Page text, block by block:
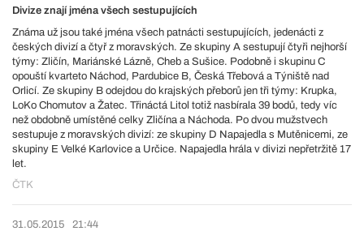
Divize znají jména všech sestupujících
Známa už jsou také jména všech patnácti sestupujících, jedenácti z
českých divizí a čtyř z moravských. Ze skupiny A sestupují čtyři nejhorší
týmy: Zličín, Mariánské Lázně, Cheb a Sušice. Podobně i skupinu C
opouští kvarteto Náchod, Pardubice B, Česká Třebová a Týniště nad
Orlicí. Ze skupiny B odejdou do krajských přeborů jen tři týmy: Krupka,
LoKo Chomutov a Žatec. Třináctá Litol totiž nasbírala 39 bodů, tedy víc
než obdobně umístěné celky Zličína a Náchoda. Po dvou mužstvech
sestupuje z moravských divizí: ze skupiny D Napajedla s Mutěnicemi, ze
skupiny E Velké Karlovice a Určice. Napajedla hrála v divizi nepřetržitě 17
let.
ČTK
31.05.2015
21:44